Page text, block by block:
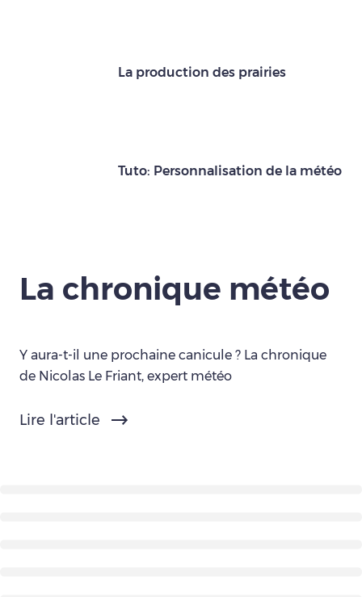
La production des prairies
Tuto: Personnalisation de la météo
La chronique météo
Y aura-t-il une prochaine canicule ? La chronique
de Nicolas Le Friant, expert météo
Lire l'article